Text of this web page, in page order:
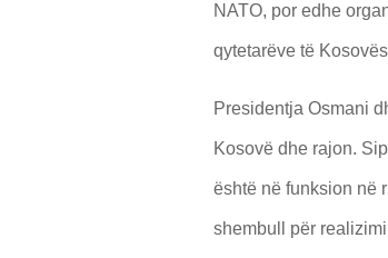
NATO, por edhe
qytetarëve të
Presidentja Osmani
Kosovë dhe rajon.
është në funksion në
shembull për